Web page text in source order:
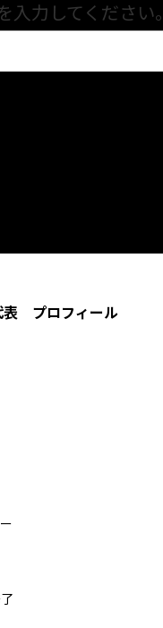
入力してください。
表 プロフィール